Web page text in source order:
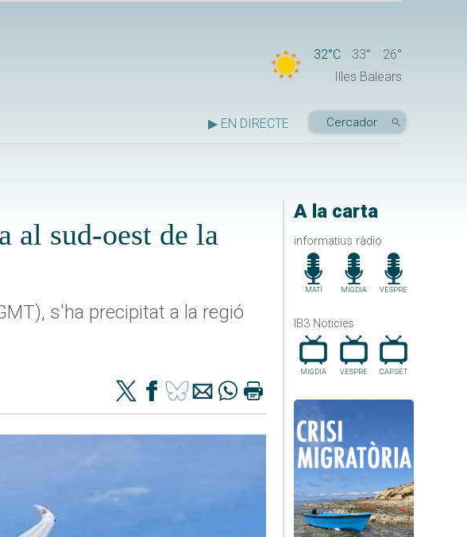
32°C 33°
26°
Illes Balears
▶ EN DIRECTE
A la carta
informatius ràdio
MATÍ MIGDIA VESPRE
IB3 Noticies
MIGDIA VESPRE CAP.SET
al sud-oest de la
s'ha precipitat a la regió